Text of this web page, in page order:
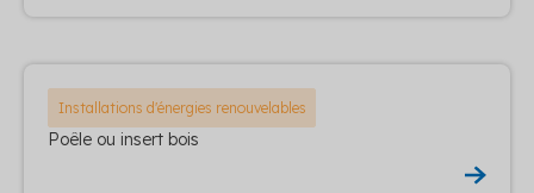
Installations d'énergies renouvelables
Poêle ou insert bois